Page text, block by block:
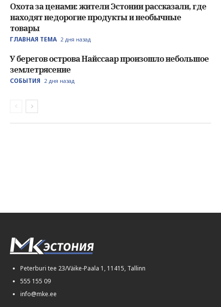
Охота за ценами: жители Эстонии рассказали, где
находят недорогие продукты и необычные
товары
ГЛАВНАЯ ТЕМА 2 дня назад
У берегов острова Найссаар произошло небольшое
землетрясение
СОБЫТИЯ 2 дня назад
Peterburi tee 23/Väike-Paala 1, 11415, Tallinn
555 155 09
info@mke.ee